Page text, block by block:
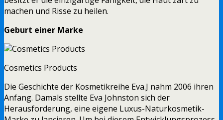
machen und Risse zu heilen.
Geburt einer Marke
Cosmetics Products
Die Geschichte der Kosmetikreihe Eva.J nahm 2006 ihren
Anfang. Damals stellte Eva Johnston sich der
Herausforderung, eine eigene Luxus-Naturkosmetik-